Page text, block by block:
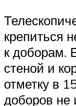
крепиться
к доборам.
стеной и
отметку в
доборов не